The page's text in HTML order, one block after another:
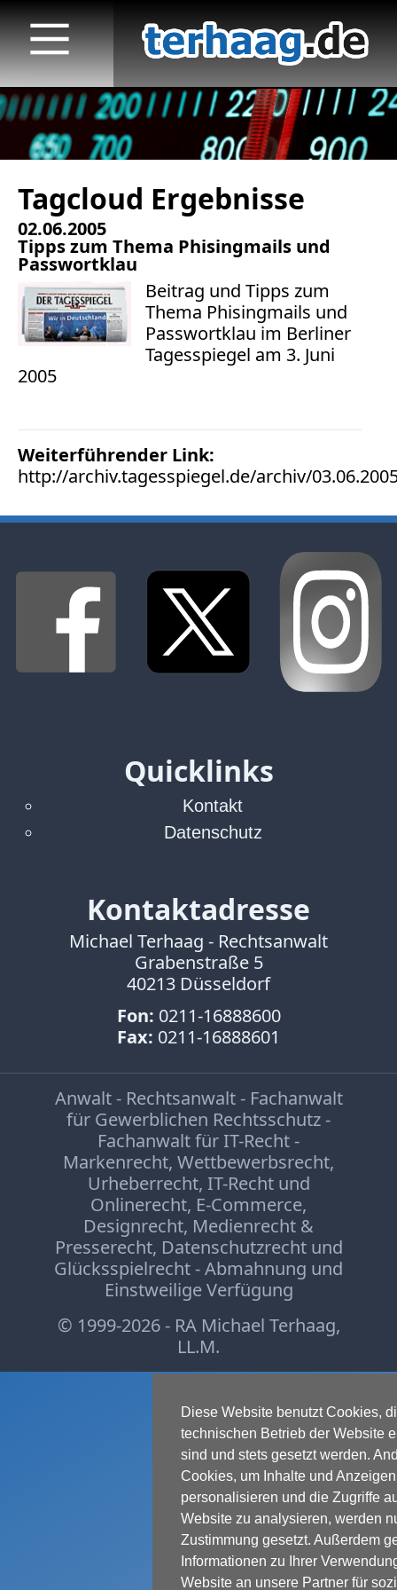
Diese Website benutzt Cookies,
technischen Betrieb der Website
sind und stets gesetzt werden.
Cookies, um Inhalte und
personalisieren und die Zugriffe
Website zu analysieren, werden
Zustimmung gesetzt. Außerdem
Informationen zu Ihrer
Website an unsere Partner für
Tagcloud Ergebnisse
02.06.2005
Tipps zum Thema Phisingmails und
Passwortklau
Beitrag und Tipps zum
Thema Phisingmails und
Passwortklau im Berliner
Tagesspiegel am 3. Juni
2005
Weiterführender Link:
http://archiv.tagesspiegel.de/archiv/
Startseite
Veröffentlichungen
Radio
Vita
Kontakt
Datenschutz
AGB
Facebook
Fotorecht
Internetrecht
Persönlichkeitsrecht
Tagesspiegel
Urheberrecht
Verbraucherrecht
Kanne
WDR
Wettbewerbsrecht
online
Quicklinks
Kontakt
Datenschutz
Kontaktadresse
Michael Terhaag - Rechtsanwalt
Grabenstraße 5
40213 Düsseldorf
Fon: 0211-16888600
Fax: 0211-16888601
Anwalt - Rechtsanwalt - Fachanwalt
für Gewerblichen Rechtsschutz -
Fachanwalt für IT-Recht -
Markenrecht, Wettbewerbsrecht,
Urheberrecht, IT-Recht und
Onlinerecht, E-Commerce,
Designrecht, Medienrecht &
Presserecht, Datenschutzrechtund
Glücksspielrecht-Abmahnung und
Einstweilige Verfügung
© 1999-2026 - RA Michael Terhaag,
LL.M.